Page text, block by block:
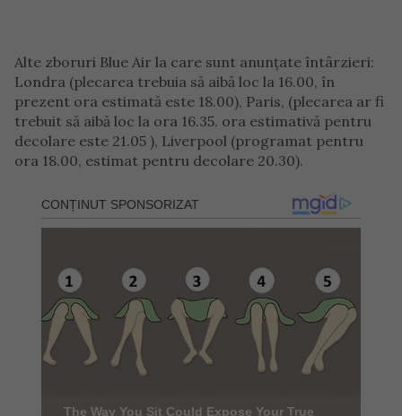
Alte zboruri Blue Air la care sunt anunţate întârzieri:
Londra (plecarea trebuia să aibă loc la 16.00, în
prezent ora estimată este 18.00), Paris, (plecarea ar fi
trebuit să aibă loc la ora 16.35. ora estimativă pentru
decolare este 21.05 ), Liverpool (programat pentru
ora 18.00, estimat pentru decolare 20.30).